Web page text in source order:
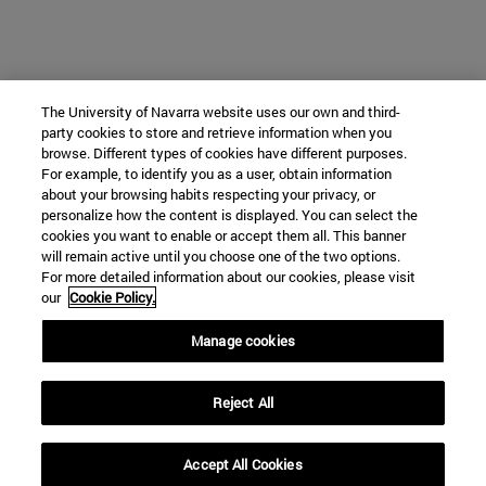
The University of Navarra website uses our own and third-
party cookies to store and retrieve information when you
browse. Different types of cookies have different purposes.
For example, to identify you as a user, obtain information
about your browsing habits respecting your privacy, or
personalize how the content is displayed. You can select the
cookies you want to enable or accept them all. This banner
will remain active until you choose one of the two options.
For more detailed information about our cookies, please visit
our Cookie Policy.
Manage cookies
Reject All
Accept All Cookies